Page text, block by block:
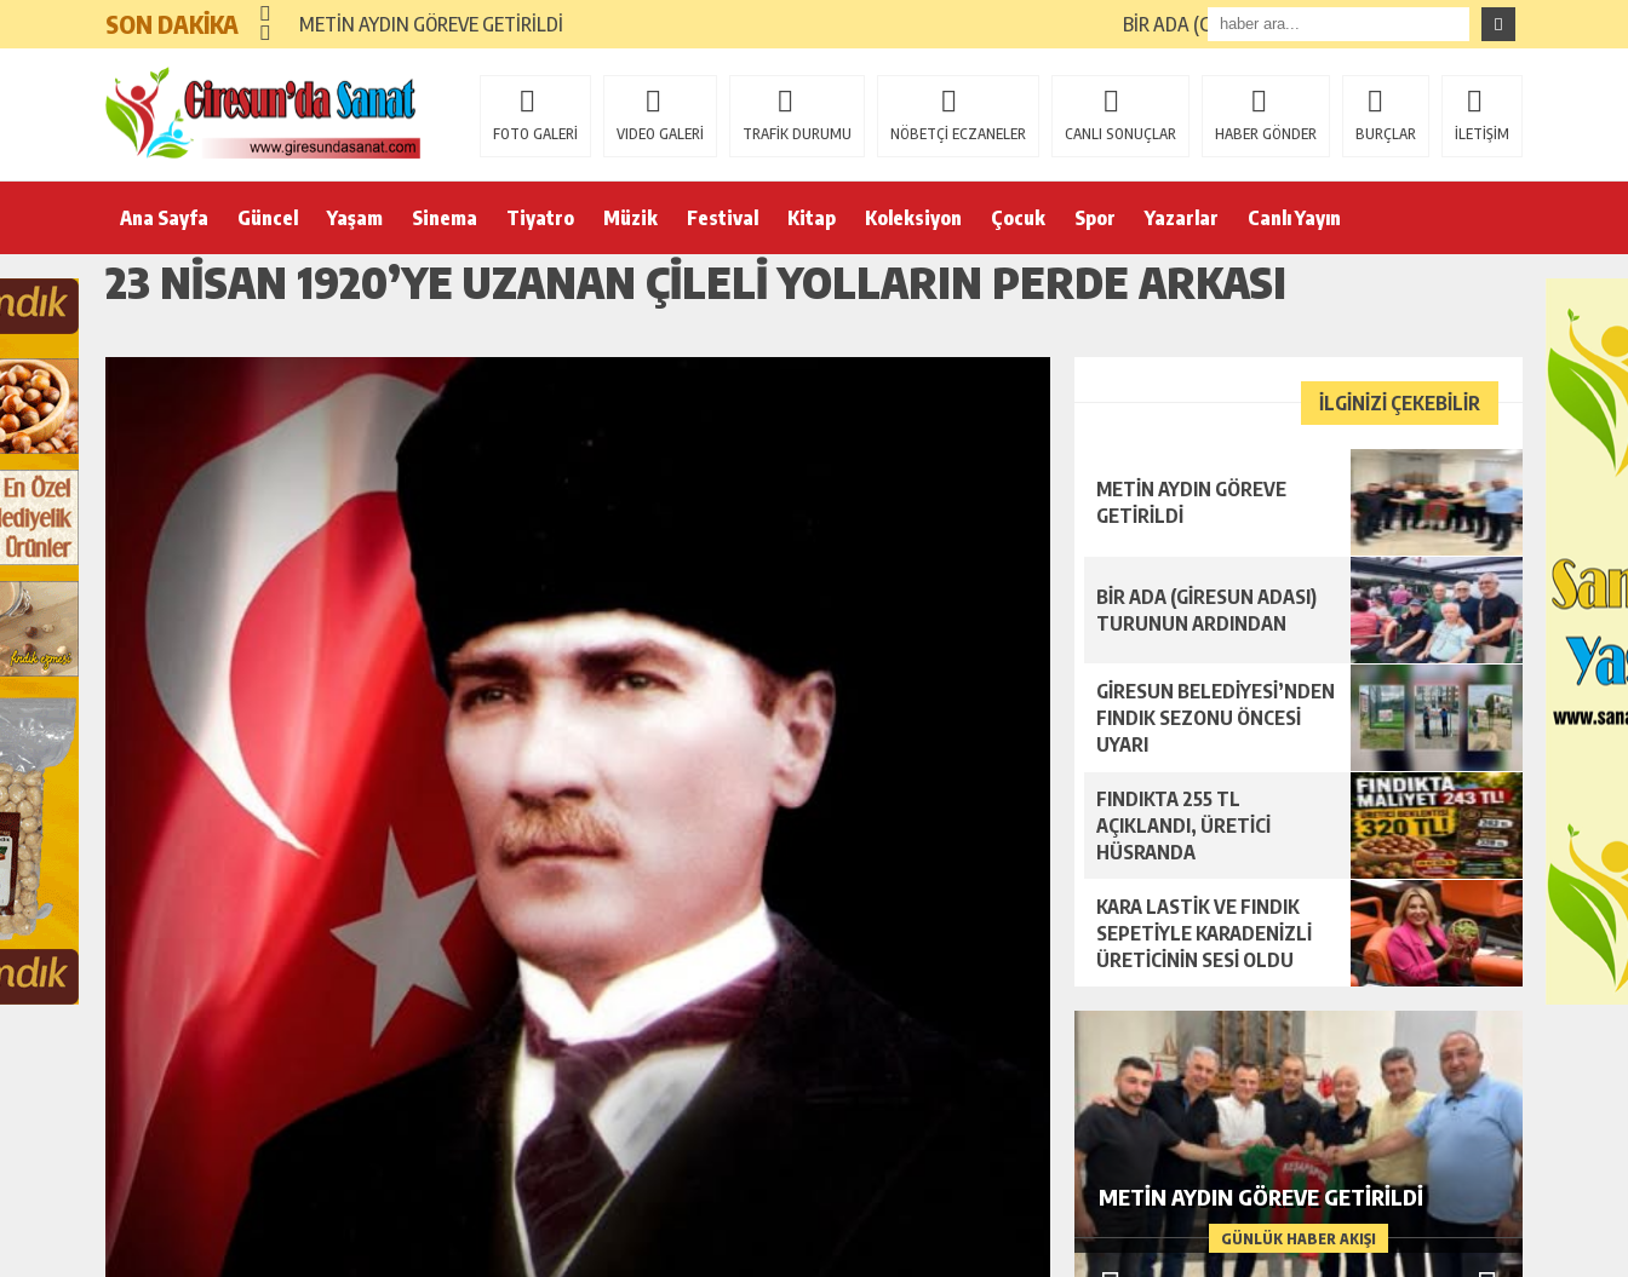
SON DAKİKA METİN AYDIN GÖREVE GETİRİLDİ BİR ADA (GİRESUN ADASI) TURUNUN ARDINDAN
FOTO GALERİ VIDEO GALERİ TRAFİK DURUMU NÖBETÇİ ECZANELER CANLI SONUÇLAR HABER GÖNDER BURÇLAR İLETİŞİM
Ana Sayfa Güncel Yaşam Sinema Tiyatro Müzik Festival Kitap Koleksiyon Çocuk Spor Yazarlar Canlı Yayın
23 NİSAN 1920’YE UZANAN ÇİLELİ YOLLARIN PERDE ARKASI
İLGİNİZİ ÇEKEBİLİR
METİN AYDIN GÖREVE
GETİRİLDİ
BİR ADA (GİRESUN ADASI)
TURUNUN ARDINDAN
GİRESUN BELEDİYESİ’NDEN
FINDIK SEZONU ÖNCESİ
UYARI
FINDIKTA 255 TL
AÇIKLANDI, ÜRETİCİ
HÜSRANDA
KARA LASTİK VE FINDIK
SEPETİYLE KARADENİZLİ
ÜRETİCİNİN SESİ OLDU
GÜNLÜK HABER AKIŞI
METİN AYDIN GÖREVE GETİRİLDİ